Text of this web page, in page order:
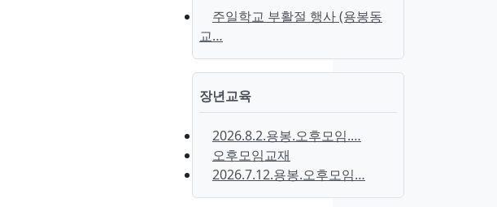
주일학교 부활절 행사 (용봉동
교…
장년교육
2026.8.2.용봉.오후모임.…
오후모임교재
2026.7.12.용봉.오후모임…